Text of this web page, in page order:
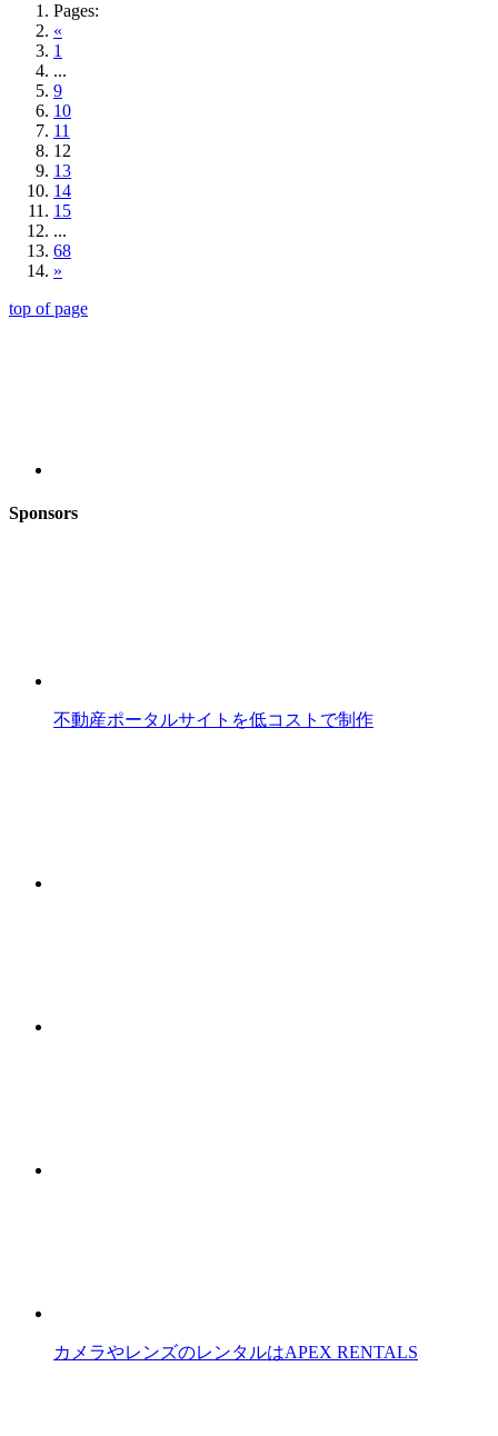
Pages:
«
1
...
9
10
11
12
13
14
15
...
68
»
top of page
Sponsors
不動産ポータルサイトを低コストで制作
カメラやレンズのレンタルはAPEX RENTALS